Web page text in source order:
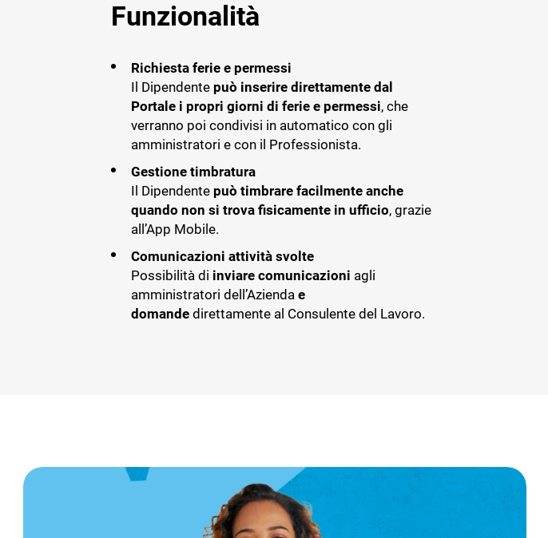
Funzionalità
Richiesta ferie e permessi
Il Dipendente può inserire direttamente dal
Portale i propri giorni di ferie e permessi, che
verranno poi condivisi in automatico con gli
amministratori e con il Professionista.
Gestione timbratura
Il Dipendente può timbrare facilmente anche
quando non si trova fisicamente in ufficio, grazie
all’App Mobile.
Comunicazioni attività svolte
Possibilità di inviare comunicazioni agli
amministratori dell’Azienda e
domande direttamente al Consulente del Lavoro.